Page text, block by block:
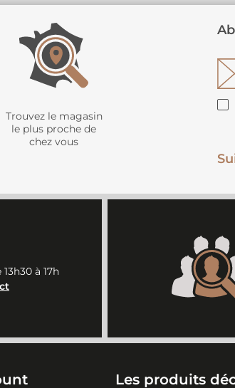
Trouvez le magasin
le plus proche de
chez vous
à 17h
Les produits